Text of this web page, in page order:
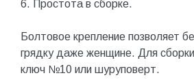
6. Простота в сборке.
Болтовое крепление позволяет
грядку даже женщине. Для
ключ №10 или шуруповерт.